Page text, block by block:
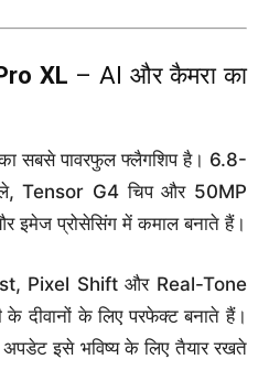
XL – AI और कैमरा का
सबसे पावरफुल फ्लैगशिप है। 6.8-
Tensor G4 चिप और 50MP
इमेज प्रोसेसिंग में कमाल बनाते हैं।
Pixel Shift और Real-Tone
के दीवानों के लिए परफेक्ट बनाते हैं।
इसे भविष्य के लिए तैयार रखते